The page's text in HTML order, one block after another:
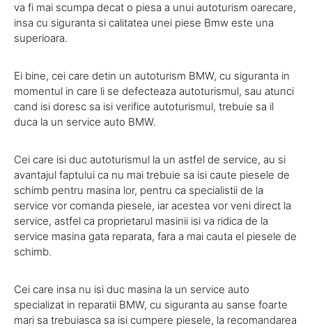
va fi mai scumpa decat o piesa a unui autoturism oarecare,
insa cu siguranta si calitatea unei piese Bmw este una
superioara.
Ei bine, cei care detin un autoturism BMW, cu siguranta in
momentul in care li se defecteaza autoturismul, sau atunci
cand isi doresc sa isi verifice autoturismul, trebuie sa il
duca la un service auto BMW.
Cei care isi duc autoturismul la un astfel de service, au si
avantajul faptului ca nu mai trebuie sa isi caute piesele de
schimb pentru masina lor, pentru ca specialistii de la
service vor comanda piesele, iar acestea vor veni direct la
service, astfel ca proprietarul masinii isi va ridica de la
service masina gata reparata, fara a mai cauta el piesele de
schimb.
Cei care insa nu isi duc masina la un service auto
specializat in reparatii BMW, cu siguranta au sanse foarte
mari sa trebuiasca sa isi cumpere piesele, la recomandarea